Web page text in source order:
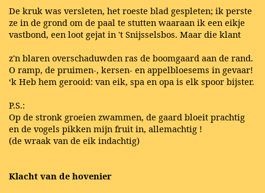
De kruk was versleten, het roeste blad gespleten; ik perste
ze in de grond om de paal te stutten waaraan ik een eikje
vastbond, een loot gejat in 't Snijsselsbos. Maar die klant
z'n blaren overschaduwden ras de boomgaard aan de rand.
O ramp, de pruimen-, kersen- en appelbloesems in gevaar!
‘k Heb hem gerooid: van eik, spa en opa is elk spoor bijster.
P.S.:
Op de stronk groeien zwammen, de gaard bloeit prachtig
en de vogels pikken mijn fruit in, allemachtig !
(de wraak van de eik indachtig)
Klacht van de hovenier